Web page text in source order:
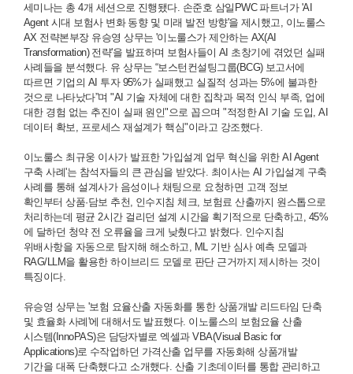
세미나는 총 4개 세션으로 진행됐다. 손준호 삼일PWC 파트너가 'AI
Agent 시대 보험사 변화 동향 및 미래 발전 방향'을 제시했고, 이노룰스
AX 전략본부장 유승영 상무는 '이노룰스가 제안하는 AX(AI
Transformation) 전략'을 발표하며 보험사들이 AI 초창기에 겪었던 실패
사례들을 분석했다. 유 상무는 “보스턴컨설팅그룹(BCG) 보고서에
따르면 기업의 AI 투자 95%가 실패했고 실질적 성과는 5%에 불과한
것으로 나타났다”며 "AI 기술 자체에 대한 집착과 목적 인식 부족, 업에
대한 경험 없는 추진이 실패 원인"으로 꼽으며 "적정한 AI 기술 도입, AI
데이터 확보, 프로세스 재설계가 핵심"이라고 강조했다.
이노룰스 최규웅 이사가 발표한 '가입설계 업무 혁신을 위한 AI Agent
구축 사례'는 참석자들의 큰 관심을 받았다. 최이사는 AI 가입설계 구축
사례를 통해 설계사가 음성이나 채팅으로 요청하면 고객 정보
확인부터 상품·담보 추천, 인수지침 체크, 보험료 산출까지 원스톱으로
처리하는데 평균 2시간 걸리던 설계 시간을 획기적으로 단축하고, 45%
에 달하던 청약 전 오류율을 크게 낮췄다고 밝혔다. 인수지침
위배사항을 자동으로 탐지해 해소하고, ML 기반 심사 예측 모델과
RAG/LLM을 활용한 하이브리드 모델로 판단 근거까지 제시하는 것이
특징이다.
유승영 상무는 '보험 요율산출 자동화를 통한 상품개발 리드타임 단축
및 효율화 사례'에 대해서도 발표했다. 이노룰스의 보험요율 산출
시스템(InnoPAS)은 담당자별로 엑셀과 VBA(Visual Basic for
Applications)로 수작업하던 가격산출 업무를 자동화해 상품개발
기간을 대폭 단축했다고 소개했다. 산출 기초데이터를 통합 관리하고